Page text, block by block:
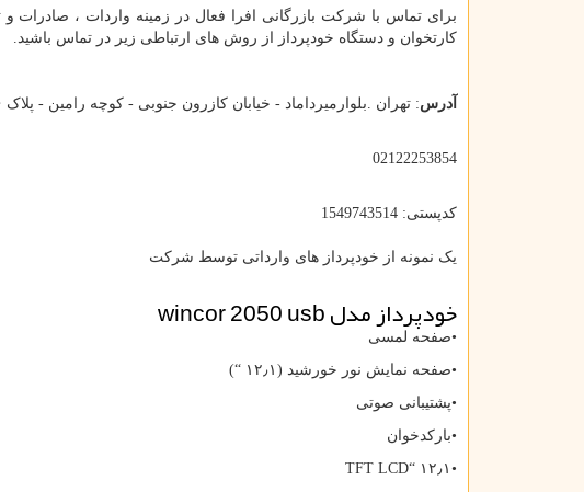
برای تماس با شرکت بازرگانی افرا فعال در زمینه واردات ،
کارتخوان و دستگاه خودپرداز از روش های ارتباطی زیر در تماس باشید.
آدرس: تهران .بلوارمیرداماد - خیابان کازرون جنوبی - کوچه رامین - پلاک ۱۶ - واحد ۲
02122253854
کدپستی: 1549743514
یک نمونه از خودپرداز های وارداتی توسط شرکت
خودپرداز مدلwincor 2050 usb
•صفحه لمسی
•صفحه نمایش نور خورشید (۱۲٫۱ “)
•پشتیبانی صوتی
•بارکدخوان
•۱۲٫۱ “
TFT LCD